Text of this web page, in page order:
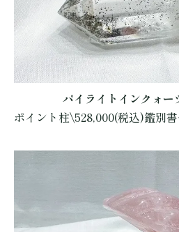
パイライトインクォー
ポイント柱\528,000(税込)鑑別